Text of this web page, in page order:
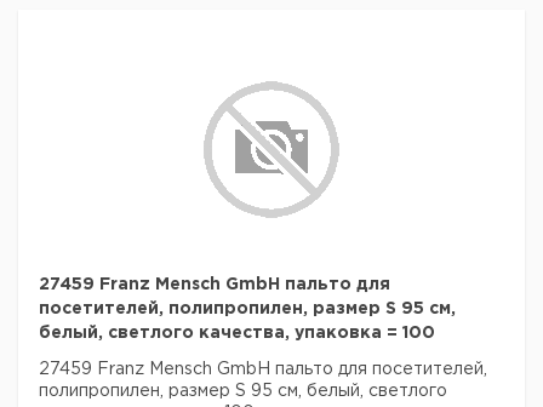
27459 Franz Mensch GmbH пальто для
посетителей, полипропилен, размер S 95 см,
белый, светлого качества, упаковка = 100
27459 Franz Mensch GmbH пальто для посетителей,
полипропилен, размер S 95 см, белый, светлого